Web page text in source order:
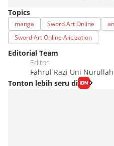
Topics
manga Sword Art Online
Sword Art Online Alicization
Editorial Team
Editor
Fahrul Razi Uni Nurullah
Tonton lebih seru di